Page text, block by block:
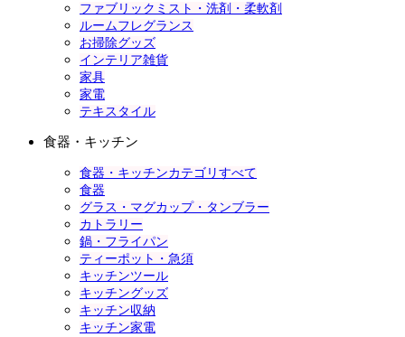
ファブリックミスト・洗剤・柔軟剤
ルームフレグランス
お掃除グッズ
インテリア雑貨
家具
家電
テキスタイル
食器・キッチン
食器・キッチンカテゴリすべて
食器
グラス・マグカップ・タンブラー
カトラリー
鍋・フライパン
ティーポット・急須
キッチンツール
キッチングッズ
キッチン収納
キッチン家電